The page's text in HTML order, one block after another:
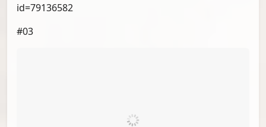
id=79136582
#03